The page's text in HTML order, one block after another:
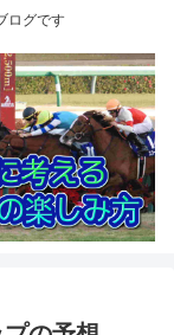
ログです